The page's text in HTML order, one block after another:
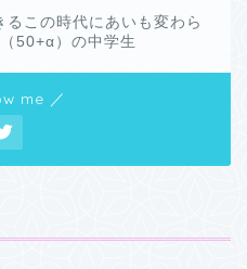
この時代にあいも変わら
50+α）の中学生
me ／